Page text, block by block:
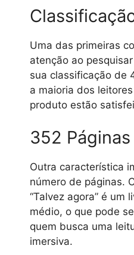
Uma das primeiras
atenção ao
sua classificação de
a maioria dos
produto estão
352 Páginas
Outra característica
número de páginas.
“Talvez agora” é um
médio, o que pode
quem busca uma
imersiva.